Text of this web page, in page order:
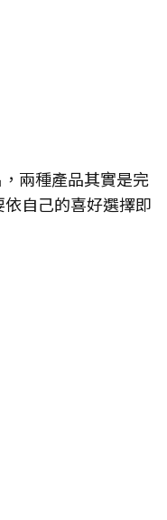
兩種產品其實是完
自己的喜好選擇即